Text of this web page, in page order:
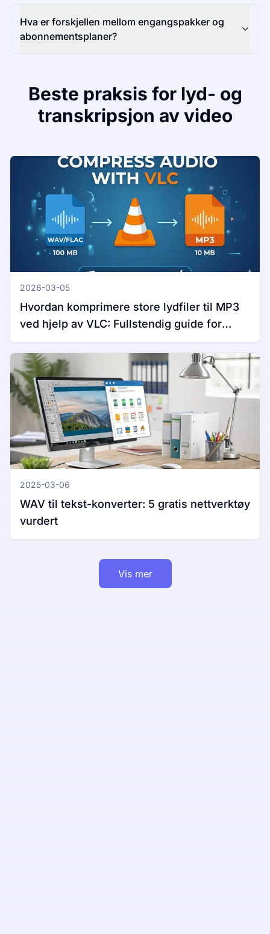
Hva er forskjellen mellom engangspakker og
abonnementsplaner?
Beste praksis for lyd- og
transkripsjon av video
2026-03-05
Hvordan komprimere store lydfiler til MP3
ved hjelp av VLC: Fullstendig guide for
Windows og Mac
2025-03-06
WAV til tekst-konverter: 5 gratis nettverktøy
vurdert
Vis mer